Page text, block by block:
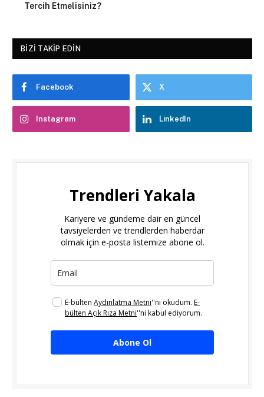
Tercih Etmelisiniz?
BIZI TAKIP EDIN
Facebook X
Instagram LinkedIn
Trendleri Yakala
Kariyere ve gündeme dair en güncel
tavsiyelerden ve trendlerden haberdar
olmak için e-posta listemize abone ol.
E-bülten Aydınlatma Metni''ni okudum. E-
bülten Açık Rıza Metni''ni kabul ediyorum.
Abone Ol